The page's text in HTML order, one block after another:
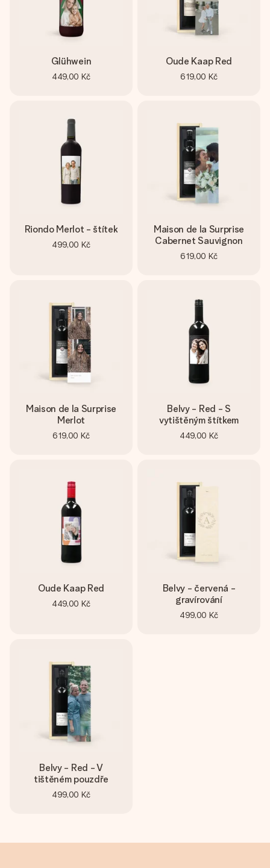
Glühwein
449,00 Kč
Oude Kaap Red
619,00 Kč
Riondo Merlot - štítek
499,00 Kč
Maison de la Surprise
Cabernet Sauvignon
619,00 Kč
Maison de la Surprise
Merlot
619,00 Kč
Belvy - Red - S
vytištěným štítkem
449,00 Kč
Oude Kaap Red
449,00 Kč
Belvy - červená -
gravírování
499,00 Kč
Belvy - Red - V
tištěném pouzdře
499,00 Kč